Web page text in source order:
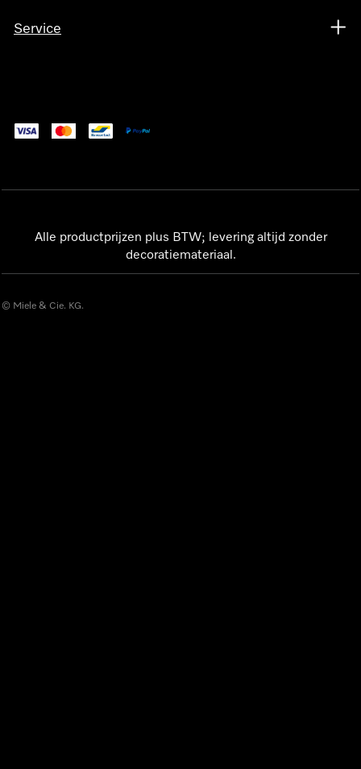
Service
Alle productprijzen plus BTW; levering altijd zonder
decoratiemateriaal.
© Miele & Cie. KG.